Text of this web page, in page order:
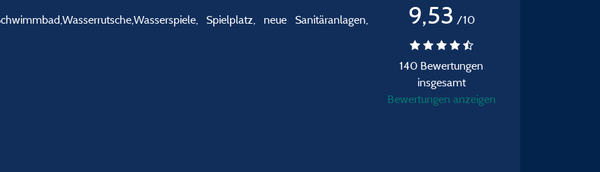
Spielplatz, neue Sanitäranlagen,
9,53 /10
140 Bewertungen
insgesamt
Bewertungen anzeigen